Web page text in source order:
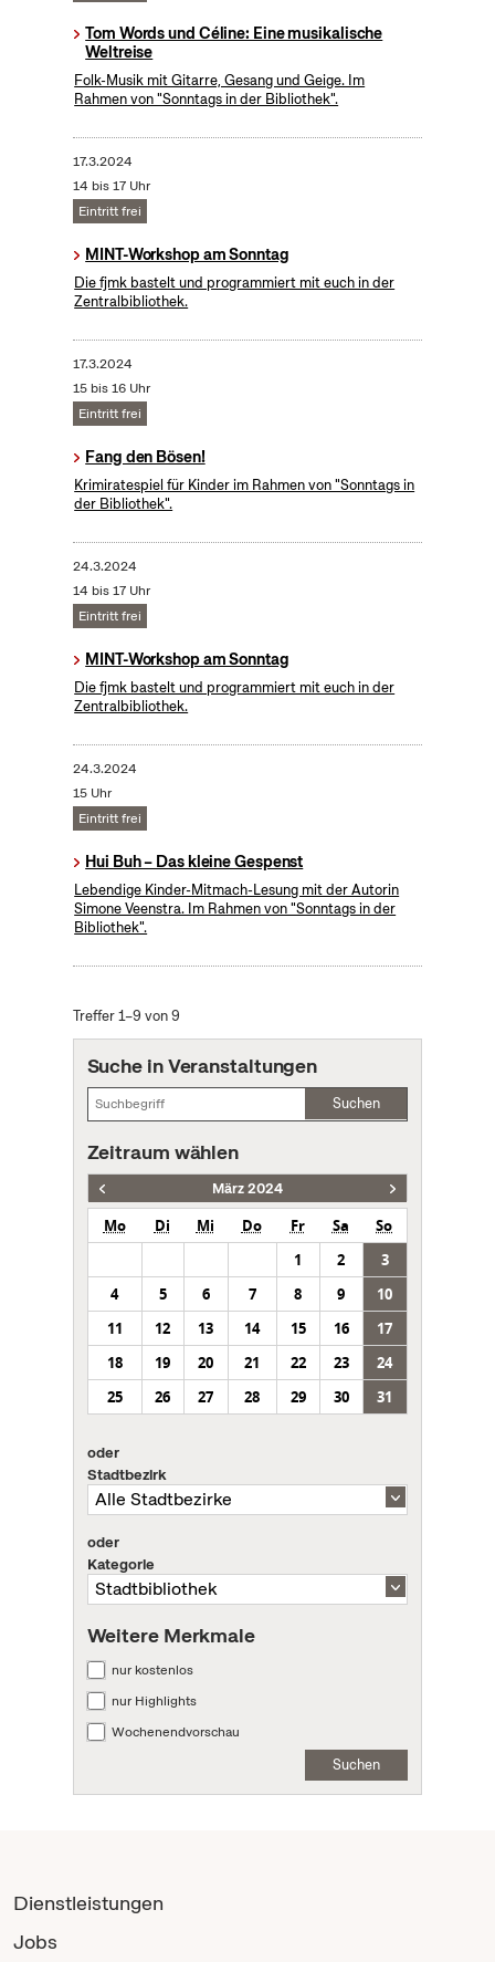
Tom Words und Céline: Eine musikalische
Weltreise
Folk-Musik mit Gitarre, Gesang und Geige. Im
Rahmen von "Sonntags in der Bibliothek".
17.3.2024
14 bis 17 Uhr
Eintritt frei
MINT-Workshop am Sonntag
Die fjmk bastelt und programmiert mit euch in der
Zentralbibliothek.
17.3.2024
15 bis 16 Uhr
Eintritt frei
Fang den Bösen!
Krimiratespiel für Kinder im Rahmen von "Sonntags in
der Bibliothek".
24.3.2024
14 bis 17 Uhr
Eintritt frei
MINT-Workshop am Sonntag
Die fjmk bastelt und programmiert mit euch in der
Zentralbibliothek.
24.3.2024
15 Uhr
Eintritt frei
Hui Buh – Das kleine Gespenst
Lebendige Kinder-Mitmach-Lesung mit der Autorin
Simone Veenstra. Im Rahmen von "Sonntags in der
Bibliothek".
Treffer 1–9 von 9
Suche in Veranstaltungen
Suchen
Zeitraum wählen
März 2024
Mo Di Mi Do Fr Sa
So
1
2
3
4
5 6 7 8 9
10
11
12 13 14 15 16
17
18
19 20 21 22 23
24
25
26 27 28 29 30 31
oder
Stadtbezirk
oder
Kategorie
Weitere Merkmale
nur kostenlos
nur Highlights
Wochenendvorschau
Suchen
Dienstleistungen
Jobs